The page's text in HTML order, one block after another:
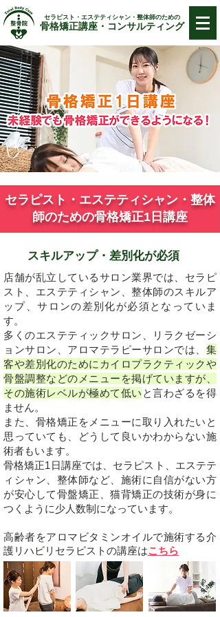
セラピスト・エステティシャン・整体師のための
骨格矯正講座・コンサルティング
セラピスト・エステティシャン・整体
師のための骨格矯正1日講座
​スキルアップ・差別化が必須
店舗が乱立しているサロン業界では、セラピ
スト、エステティシャン、整体師のスキルア
ップ、サロンの差別化が必須となっていま
す。
多くのエステティックサロン、リラクゼーシ
ョンサロン、アロマテラピーサロンでは、 集
客や差別化のためにカイロプラクティックや
骨盤調整などのメニューを掲げていますが、
その施術レベルが極めて低い と言わざるを得
ません。
また、骨格矯正をメニューに取り入れたいと
思っていても、どうして良いかわからない施
術者もいます。
骨格矯正1日講座では、 セラピスト、エステテ
ィシャン、整体師など、施術に自信がない方
が安心して骨盤矯正、猫背矯正の技術が身に
つくように少人数制になっています。​
高齢者をアロマビタミンオイルで施術する介
護リハビリセラピストの講座はこちら